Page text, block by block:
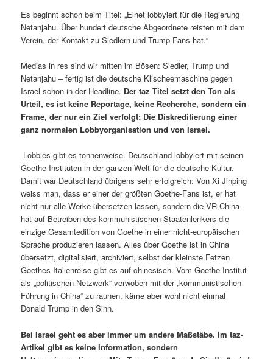
Es beginnt schon beim Titel: „Elnet lobbyiert für die Regierung
Netanjahu. Über hundert deutsche Abgeordnete reisten mit dem
Verein, der Kontakt zu Siedlern und Trump-Fans hat.“
Medias in res sind wir mitten im Bösen: Siedler, Trump und
Netanjahu – fertig ist die deutsche Klischeemaschine gegen
Israel schon in der Headline. Der taz Titel setzt den Ton als
Urteil, es ist keine Reportage, keine Recherche, sondern ein
Frame, der nur ein Ziel verfolgt: Die Diskreditierung einer
ganz normalen Lobbyorganisation und von Israel.
Lobbies gibt es tonnenweise. Deutschland lobbyiert mit seinen
Goethe-Instituten in der ganzen Welt für die deutsche Kultur.
Damit war Deutschland übrigens sehr erfolgreich: Von Xi Jinping
weiss man, dass er einer der größten Goethe-Fans ist, er hat
nicht nur alle Werke übersetzen lassen, sondern die VR China
hat auf Betreiben des kommunistischen Staatenlenkers die
einzige Gesamtedition von Goethe in einer nicht-europäischen
Sprache produzieren lassen. Alles über Goethe ist in China
übersetzt, digitalisiert, archiviert, selbst der kleinste Fetzen
Goethes Italienreise gibt es auf chinesisch. Vom Goethe-Institut
als „politischen Netzwerk“ verwoben mit der „kommunistischen
Führung in China“ zu raunen, käme aber wohl nicht einmal
Donald Trump in den Sinn.
Bei Israel geht es aber immer um andere Maßstäbe. Im taz-
Artikel gibt es keine Information, sondern